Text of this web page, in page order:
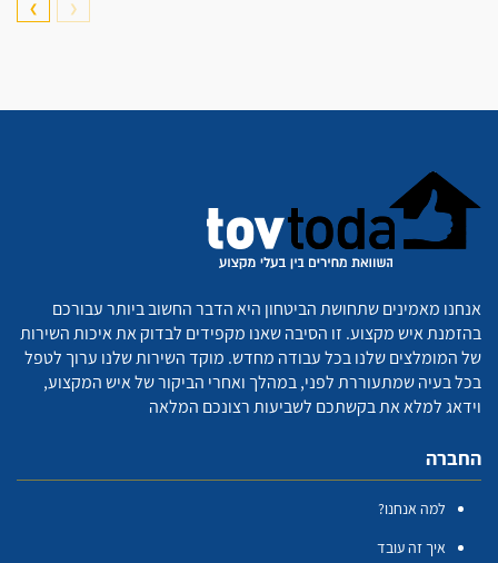
❮
❯
אנחנו מאמינים שתחושת הביטחון היא הדבר החשוב ביותר עבורכם
בהזמנת איש מקצוע. זו הסיבה שאנו מקפידים לבדוק את איכות השירות
של המומלצים שלנו בכל עבודה מחדש. מוקד השירות שלנו ערוך לטפל
בכל בעיה שמתעוררת לפני, במהלך ואחרי הביקור של איש המקצוע,
וידאג למלא את בקשתכם לשביעות רצונכם המלאה
החברה
למה אנחנו?
איך זה עובד